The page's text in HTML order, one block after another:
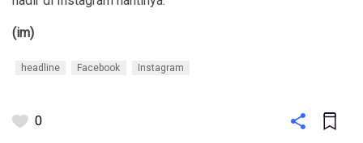
(im)
headline Facebook Instagram
0